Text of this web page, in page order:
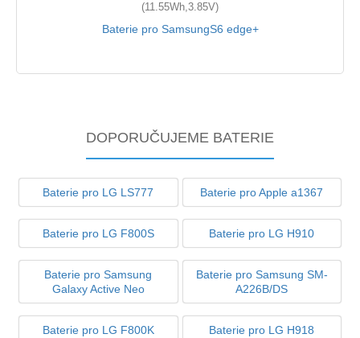
(11.55Wh,3.85V)
Baterie pro SamsungS6 edge+
DOPORUČUJEME BATERIE
Baterie pro LG LS777 Baterie pro Apple a1367
Baterie pro LG F800S Baterie pro LG H910
Baterie pro Samsung
Galaxy Active Neo
Baterie pro Samsung SM-
A226B/DS
Baterie pro LG F800K Baterie pro LG H918